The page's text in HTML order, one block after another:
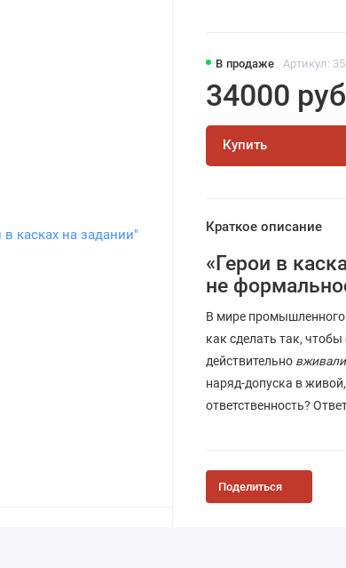
В продаже Артикул:
34000
Купить
Краткое описание
«Герои в
не
В мире
как сделать так,
действительно
наряд-допуска в
ответственность?
Поделиться